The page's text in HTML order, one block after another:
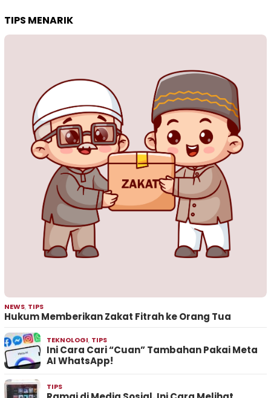
TIPS MENARIK
NEWS, TIPS
Hukum Memberikan Zakat Fitrah ke Orang Tua
TEKNOLOGI, TIPS
Ini Cara Cari “Cuan” Tambahan Pakai Meta
AI WhatsApp!
TIPS